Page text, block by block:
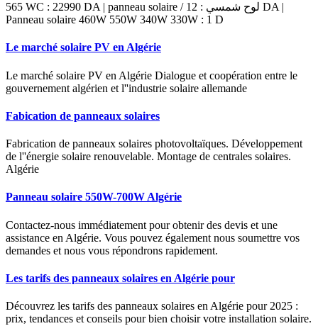
565 WC : 22990 DA | panneau solaire / لوح شمسي : 12 DA |
Panneau solaire 460W 550W 340W 330W : 1 D
Le marché solaire PV en Algérie
Le marché solaire PV en Algérie Dialogue et coopération entre le
gouvernement algérien et l''industrie solaire allemande
Fabication de panneaux solaires
Fabrication de panneaux solaires photovoltaïques. Développement
de l''énergie solaire renouvelable. Montage de centrales solaires.
Algérie
Panneau solaire 550W-700W Algérie
Contactez-nous immédiatement pour obtenir des devis et une
assistance en Algérie. Vous pouvez également nous soumettre vos
demandes et nous vous répondrons rapidement.
Les tarifs des panneaux solaires en Algérie pour
Découvrez les tarifs des panneaux solaires en Algérie pour 2025 :
prix, tendances et conseils pour bien choisir votre installation solaire.